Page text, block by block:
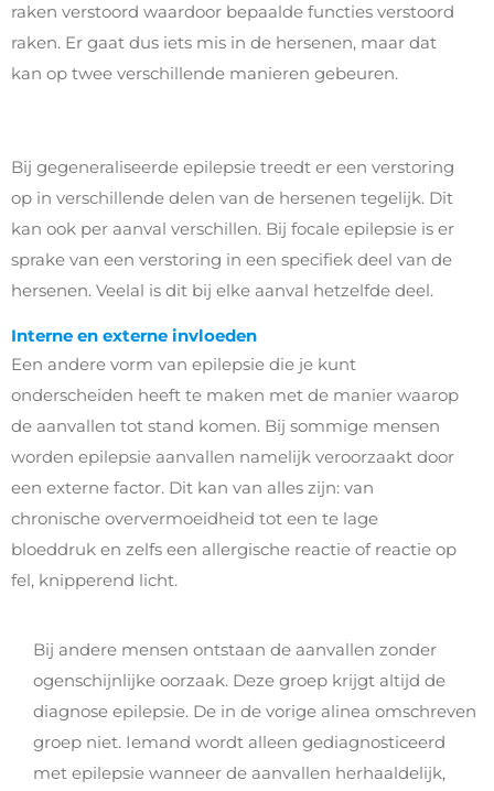
raken verstoord waardoor bepaalde functies verstoord
raken. Er gaat dus iets mis in de hersenen, maar dat
kan op twee verschillende manieren gebeuren.
Bij gegeneraliseerde epilepsie treedt er een verstoring
op in verschillende delen van de hersenen tegelijk. Dit
kan ook per aanval verschillen. Bij focale epilepsie is er
sprake van een verstoring in een specifiek deel van de
hersenen. Veelal is dit bij elke aanval hetzelfde deel.
Interne en externe invloeden
Een andere vorm van epilepsie die je kunt
onderscheiden heeft te maken met de manier waarop
de aanvallen tot stand komen. Bij sommige mensen
worden epilepsie aanvallen namelijk veroorzaakt door
een externe factor. Dit kan van alles zijn: van
chronische oververmoeidheid tot een te lage
bloeddruk en zelfs een allergische reactie of reactie op
fel, knipperend licht.
Bij andere mensen ontstaan de aanvallen zonder
ogenschijnlijke oorzaak. Deze groep krijgt altijd de
diagnose epilepsie. De in de vorige alinea omschreven
groep niet. Iemand wordt alleen gediagnosticeerd
met epilepsie wanneer de aanvallen herhaaldelijk,